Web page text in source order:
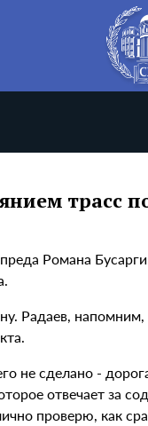
трасс
Романа
Радаев,
не сделано -
отвечает за
проверю, как